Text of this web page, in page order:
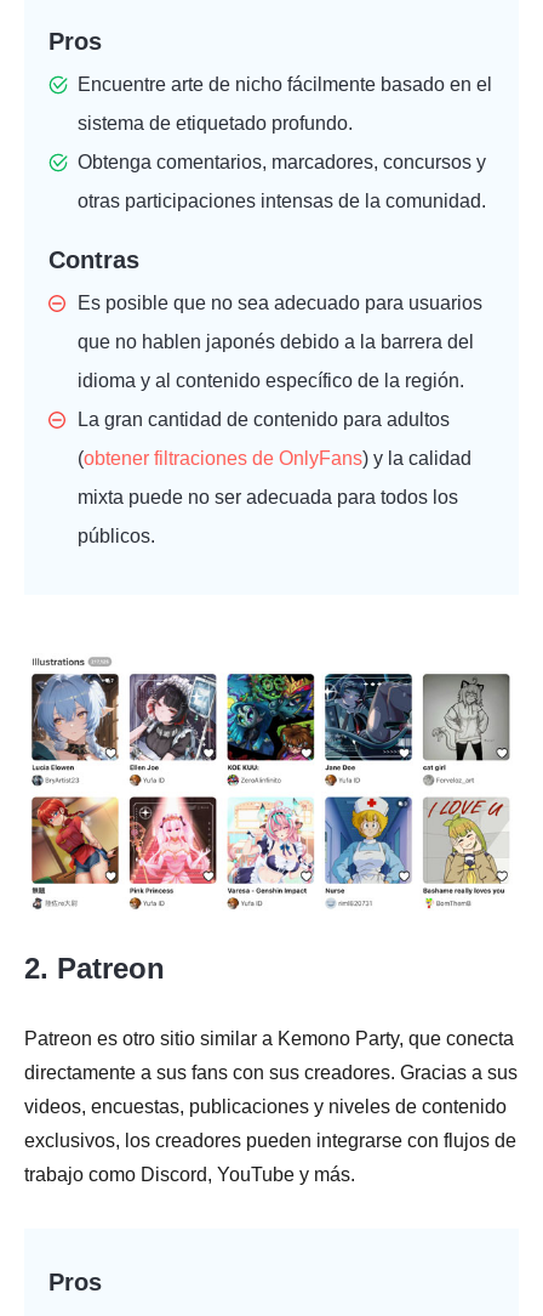
Pros
Encuentre arte de nicho fácilmente basado en el
sistema de etiquetado profundo.
Obtenga comentarios, marcadores, concursos y
otras participaciones intensas de la comunidad.
Contras
Es posible que no sea adecuado para usuarios
que no hablen japonés debido a la barrera del
idioma y al contenido específico de la región.
La gran cantidad de contenido para adultos
(obtener filtraciones de OnlyFans) y la calidad
mixta puede no ser adecuada para todos los
públicos.
2. Patreon
Patreon es otro sitio similar a Kemono Party, que conecta
directamente a sus fans con sus creadores. Gracias a sus
videos, encuestas, publicaciones y niveles de contenido
exclusivos, los creadores pueden integrarse con flujos de
trabajo como Discord, YouTube y más.
Pros